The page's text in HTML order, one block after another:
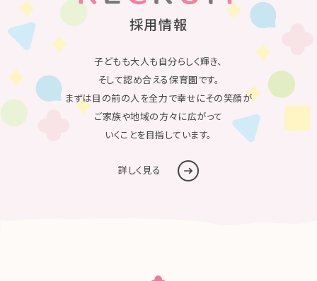
採用情報
子どもも大人も自分らしく輝き、
そして認め合える保育園です。
まずは目の前の人を全力で幸せにその笑顔が
ご家族や地域の方々に広がって
いくことを目指しています。
詳しく見る